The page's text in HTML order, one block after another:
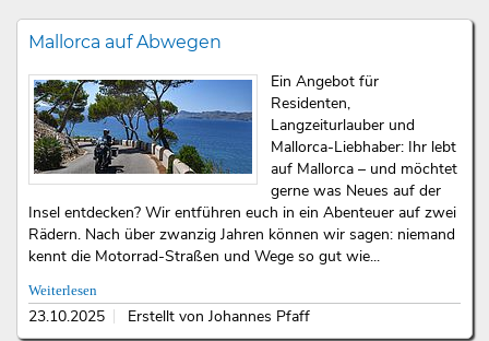
Mallorca auf Abwegen
Ein Angebot für
Residenten,
Langzeiturlauber und
Mallorca-Liebhaber: Ihr lebt
auf Mallorca – und möchtet
gerne was Neues auf der
Insel entdecken? Wir entführen euch in ein Abenteuer auf zwei
Rädern. Nach über zwanzig Jahren können wir sagen: niemand
kennt die Motorrad-Straßen und Wege so gut wie...
Weiterlesen
23.10.2025 Erstellt von Johannes Pfaff